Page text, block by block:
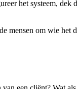
het systeem,
mensen om wie het